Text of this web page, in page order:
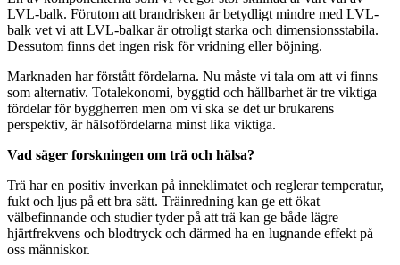
LVL-balk. Förutom att brandrisken är betydligt mindre med LVL-
balk vet vi att LVL-balkar är otroligt starka och dimensionsstabila.
Dessutom finns det ingen risk för vridning eller böjning.
Marknaden har förstått fördelarna. Nu måste vi tala om att vi finns
som alternativ. Totalekonomi, byggtid och hållbarhet är tre viktiga
fördelar för byggherren men om vi ska se det ur brukarens
perspektiv, är hälsofördelarna minst lika viktiga.
Vad säger forskningen om trä och hälsa?
Trä har en positiv inverkan på inneklimatet och reglerar temperatur,
fukt och ljus på ett bra sätt. Träinredning kan ge ett ökat
välbefinnande och studier tyder på att trä kan ge både lägre
hjärtfrekvens och blodtryck och därmed ha en lugnande effekt på
oss människor.